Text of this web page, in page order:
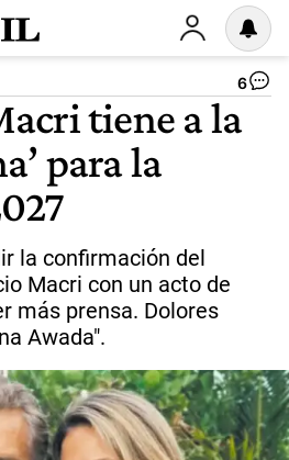
6
tiene a la
para la
la confirmación del
Macri con un acto de
más prensa. Dolores
Awada".